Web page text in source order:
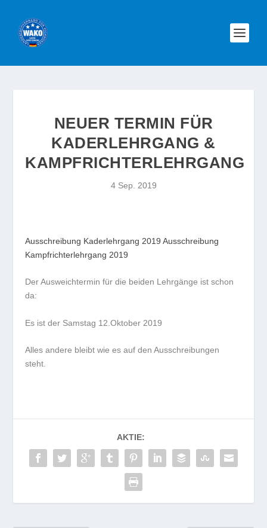
NEUER TERMIN FÜR
KADERLEHRGANG &
KAMPFRICHTERLEHRGANG
4 Sep. 2019
Ausschreibung Kaderlehrgang 2019 Ausschreibung
Kampfrichterlehrgang 2019
Der Ausweichtermin für die beiden Lehrgänge ist schon
da:
Es ist der Samstag 12.Oktober 2019
Alles andere bleibt wie es auf den Ausschreibungen
steht.
AKTIE: